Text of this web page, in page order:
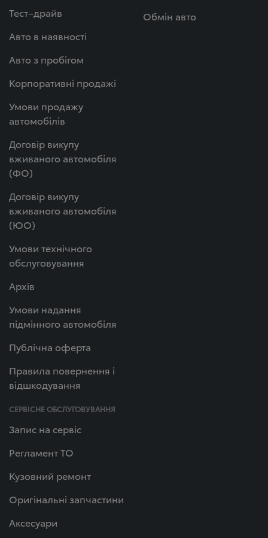
Тест–драйв
Авто в наявності
Авто з пробігом
Корпоративні продажі
Умови продажу
автомобілів
Договір викупу
вживаного автомобіля
(ФО)
Договір викупу
вживаного автомобіля
(ЮО)
Умови технічного
обслуговування
Архів
Умови надання
підмінного автомобіля
Публічна оферта
Правила повернення і
відшкодування
Обмін авто
СЕРВІСНЕ ОБСЛУГОВУВАННЯ
Запис на сервіс
Регламент ТО
Кузовний ремонт
Оригінальні запчастини
Аксесуари